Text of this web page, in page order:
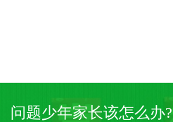
问题少年家长该怎么办?